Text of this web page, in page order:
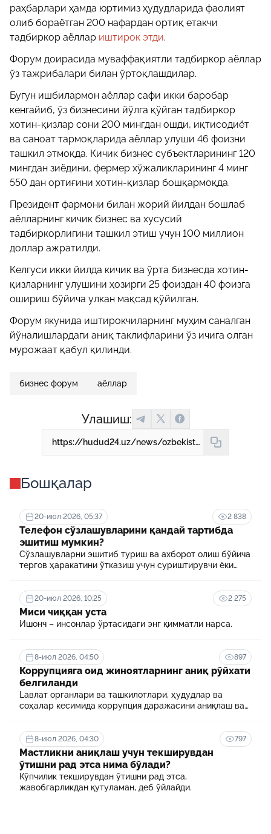
раҳбарлари ҳамда юртимиз ҳудудларида фаолият
олиб бораётган 200 нафардан ортиқ етакчи
тадбиркор аёллар иштирок этди.
Форум доирасида муваффақиятли тадбиркор аёллар
ўз тажрибалари билан ўртоқлашдилар.
Бугун ишбилармон аёллар сафи икки баробар
кенгайиб, ўз бизнесини йўлга қўйган тадбиркор
хотин-қизлар сони 200 мингдан ошди, иқтисодиёт
ва саноат тармоқларида аёллар улуши 46 фоизни
ташкил этмоқда. Кичик бизнес субъектларининг 120
мингдан зиёдини, фермер хўжаликларининг 4 минг
550 дан ортиғини хотин-қизлар бошқармоқда.
Президент фармони билан жорий йилдан бошлаб
аёлларнинг кичик бизнес ва хусусий
тадбиркорлигини ташкил этиш учун 100 миллион
доллар ажратилди.
Келгуси икки йилда кичик ва ўрта бизнесда хотин-
қизларнинг улушини ҳозирги 25 фоиздан 40 фоизга
ошириш бўйича улкан мақсад қўйилган.
Форум якунида иштирокчиларнинг муҳим саналган
йўналишлардаги аниқ таклифларини ўз ичига олган
мурожаат қабул қилинди.
бизнес форум аёллар
Улашиш:
https://hudud24.uz/news/ozbekistonda-oz-biznesini-yolga-qoygan-tadbirkor-xotin-qizlar-soni-200-mingdan-oshdi
Бошқалар
20-июл 2026, 05:37 2 838
Телефон сўзлашувларини қандай тартибда
эшитиш мумкин?
Сўзлашувларни эшитиб туриш ва ахборот олиш бўйича
тергов ҳаракатини ўтказиш учун суриштирувчи ёки
20-июл 2026, 10:25 2 275
Миси чиққан уста
Ишонч – инсонлар ўртасидаги энг қимматли нарса.
8-июл 2026, 04:50 897
Коррупцияга оид жиноятларнинг аниқ рўйхати
белгиланди
Lавлат органлари ва ташкилотлари, ҳудудлар ва
соҳалар кесимида коррупция даражасини аниқлаш ва
8-июл 2026, 04:30 797
Мастликни аниқлаш учун текширувдан
ўтишни рад этса нима бўлади?
Кўпчилик текширувдан ўтишни рад этса,
жавобгарликдан қутуламан, деб ўйлайди.